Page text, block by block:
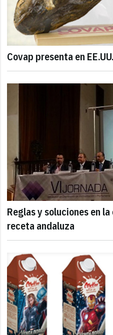
Covap presenta en
Reglas y soluciones en
receta andaluza